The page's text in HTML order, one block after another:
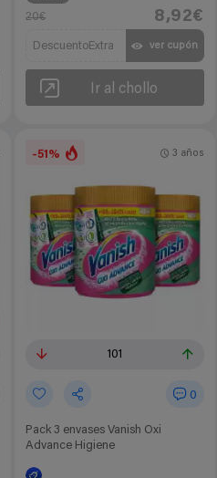
20€ 8,92€
DescuentoExtra ver cupón
Ir al chollo
-51%
101
0
Pack 3 envases Vanish Oxi
Advance Higiene
3 años